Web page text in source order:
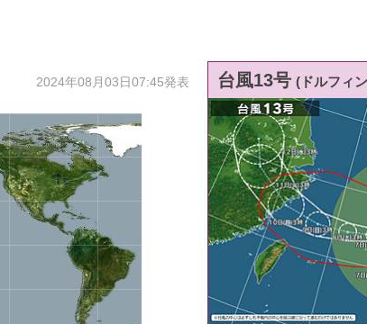
2024年08月03日07:45発表 台風13号 (ドルフィ